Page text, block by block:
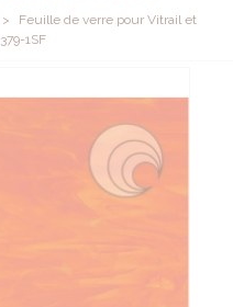
>
Feuille de verre pour Vitrail et
1SF